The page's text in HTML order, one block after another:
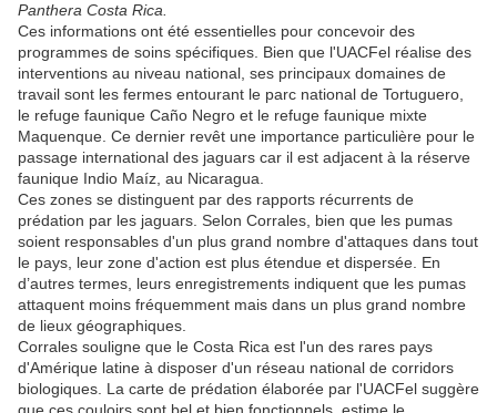
Panthera Costa Rica.
Ces informations ont été essentielles pour concevoir des
programmes de soins spécifiques. Bien que l'UACFel réalise des
interventions au niveau national, ses principaux domaines de
travail sont les fermes entourant le parc national de Tortuguero,
le refuge faunique Caño Negro et le refuge faunique mixte
Maquenque. Ce dernier revêt une importance particulière pour le
passage international des jaguars car il est adjacent à la réserve
faunique Indio Maíz, au Nicaragua.
Ces zones se distinguent par des rapports récurrents de
prédation par les jaguars. Selon Corrales, bien que les pumas
soient responsables d'un plus grand nombre d'attaques dans tout
le pays, leur zone d'action est plus étendue et dispersée. En
d’autres termes, leurs enregistrements indiquent que les pumas
attaquent moins fréquemment mais dans un plus grand nombre
de lieux géographiques.
Corrales souligne que le Costa Rica est l'un des rares pays
d'Amérique latine à disposer d'un réseau national de corridors
biologiques. La carte de prédation élaborée par l'UACFel suggère